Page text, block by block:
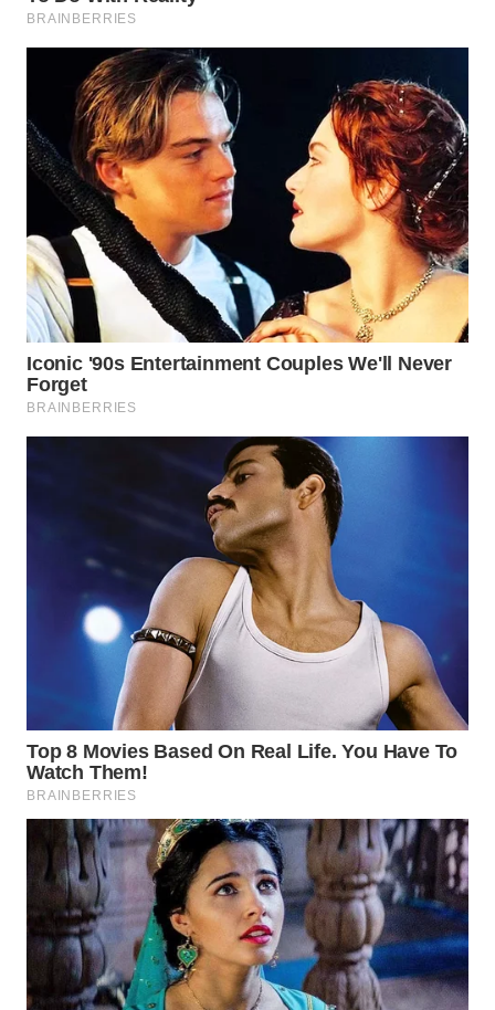
WN
WN
CIANJUR
WN
KEPULAUAN
SERIBU
WN
TANGERANG
WN
BINJAI
WN
WN
KUNINGAN
MAJALENGKA
WN
SUBANG
WN
SUKABUMI
WN
PURWAKARTA